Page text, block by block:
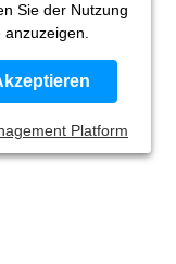
Sie der Nutzung
anzuzeigen.
Platform